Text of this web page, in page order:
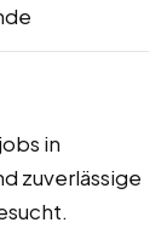
in
zuverlässige